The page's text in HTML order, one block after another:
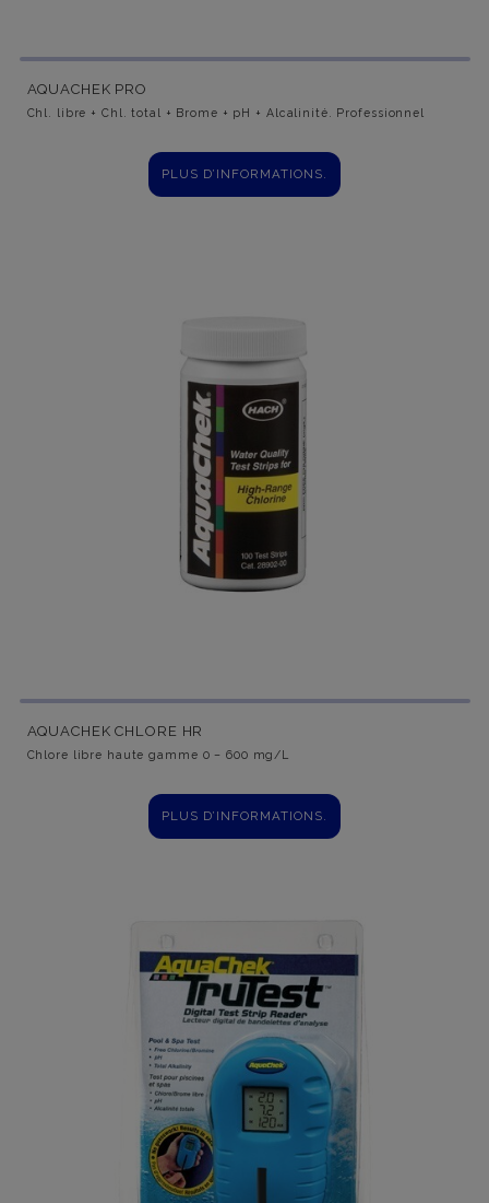
AQUACHEK PRO
Chl. libre + Chl. total + Brome + pH + Alcalinité. Professionnel
PLUS D’INFORMATIONS.
AQUACHEK CHLORE HR
Chlore libre haute gamme 0 – 600 mg/L
PLUS D’INFORMATIONS.